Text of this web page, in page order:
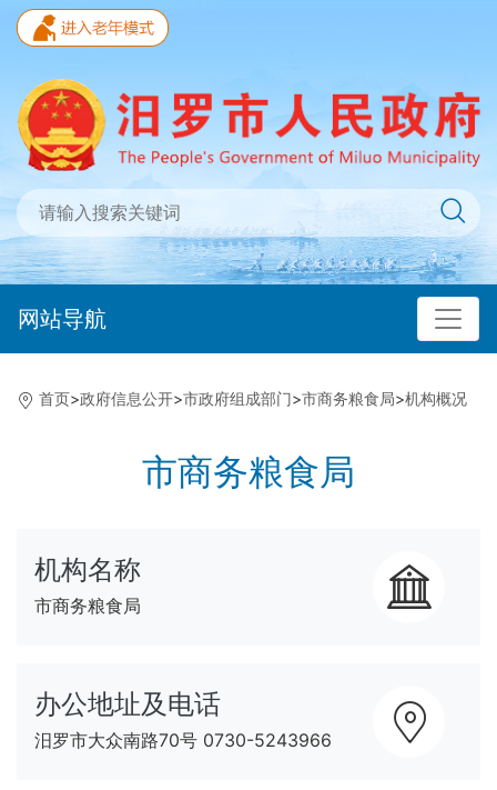
网站导航
首页>政府信息公开>市政府组成部门>市商务粮食局>机构概况
市商务粮食局
机构名称
市商务粮食局
办公地址及电话
汨罗市大众南路70号 0730-5243966